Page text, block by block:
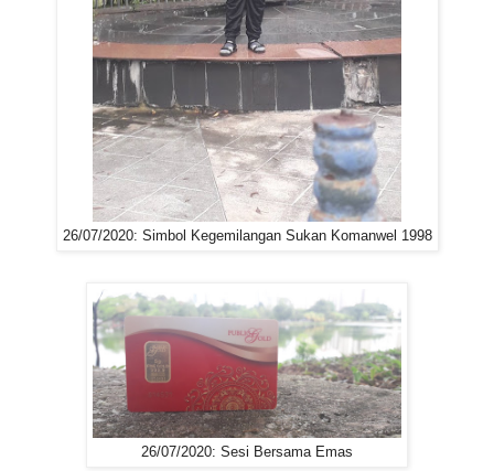
26/07/2020: Simbol Kegemilangan Sukan Komanwel 1998
26/07/2020: Sesi Bersama Emas